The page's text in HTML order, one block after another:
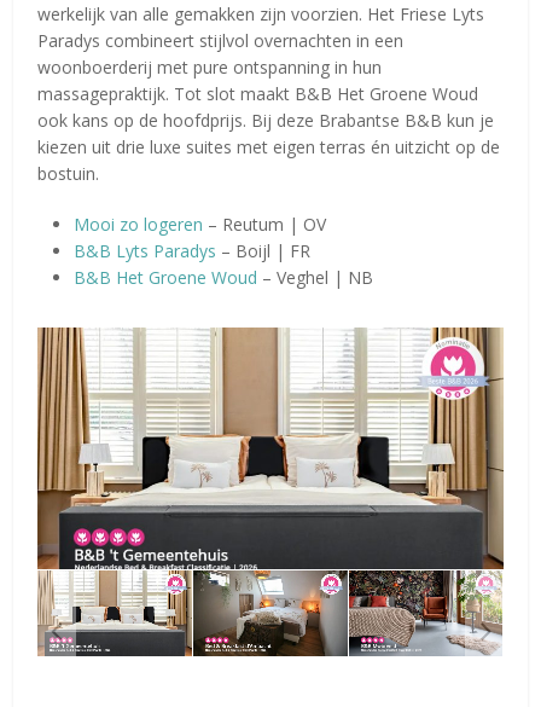
werkelijk van alle gemakken zijn voorzien. Het Friese Lyts
Paradys combineert stijlvol overnachten in een
woonboerderij met pure ontspanning in hun
massagepraktijk. Tot slot maakt B&B Het Groene Woud
ook kans op de hoofdprijs. Bij deze Brabantse B&B kun je
kiezen uit drie luxe suites met eigen terras én uitzicht op de
bostuin.
Mooi zo logeren – Reutum | OV
B&B Lyts Paradys – Boijl | FR
B&B Het Groene Woud – Veghel | NB